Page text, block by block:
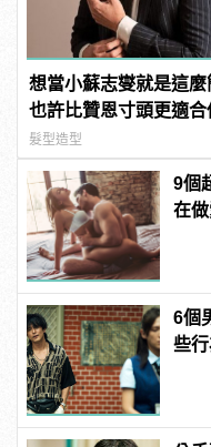
想當小蘇志燮就是這麼
也許比贊恩寸頭更適合
髮型造型
9個
在
6個
些